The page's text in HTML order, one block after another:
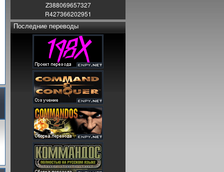
Z388069657327
R427366202951
Последние переводы